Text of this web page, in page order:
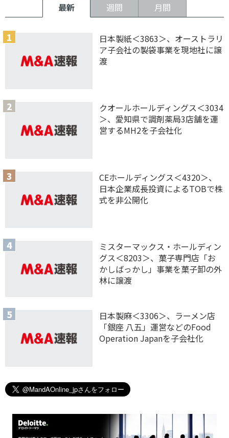
最新 週間 月間
日本製紙＜3863＞、オーストラリ
ア子会社の製袋事業を現地社に譲
渡
クオールホールディングス＜3034
＞、愛知県で調剤薬局3店舗を運
営するMH2を子会社化
CEホールディングス＜4320＞、
日本企業成長投資によるTOBで株
式を非公開化
ミスターマックス・ホールディン
グス＜8203＞、菓子専門店「お
かしばっかし」事業を菓子卸の外
林に譲渡
日本製麻＜3306＞、ラーメン店
「銀座 八五」運営などのFood
Operation Japanを子会社化